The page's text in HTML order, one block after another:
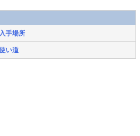
手場所
い道